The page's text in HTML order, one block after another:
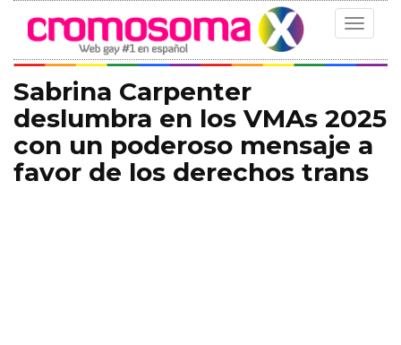
Toggle
Sabrina Carpenter
deslumbra en los VMAs 2025
con un poderoso mensaje a
favor de los derechos trans